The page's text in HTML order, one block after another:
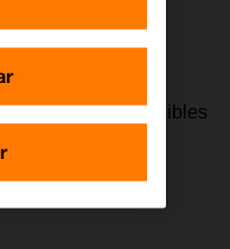
una serie de posibles